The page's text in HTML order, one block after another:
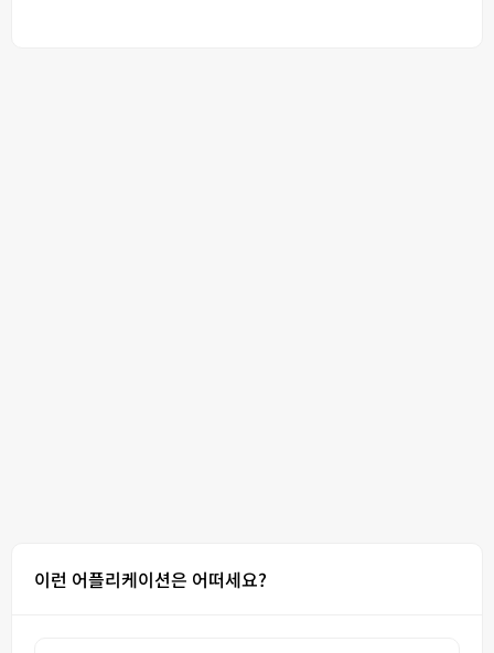
이런 어플리케이션은 어떠세요?